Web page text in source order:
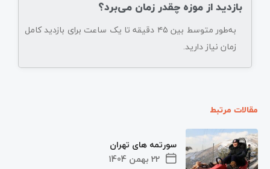
بازدید از موزه چقدر زمان می‌برد؟
به‌طور متوسط بین ۴۵ دقیقه تا یک ساعت برای بازدید کامل
زمان نیاز دارید.
مقالات مرتبط
22 بهمن 1404
سورتمه های تهران